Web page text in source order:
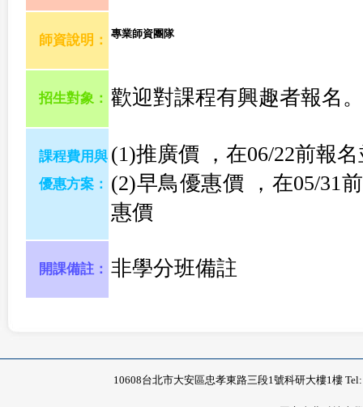
師資說明： 專業師資團隊
招生對象： 歡迎對課程有興趣者報名。
課程費用與
優惠方案：
(1)推廣價 ，在06/22前報
(2)早鳥優惠價 ，在05/31
惠價
開課備註： 非學分班備註
10608台北市大安區忠孝東路三段1號科研大樓1樓